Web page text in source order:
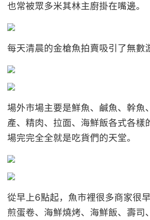
也常被眾多米其林主廚掛在嘴邊。
每天清晨的金槍魚拍賣吸引了無數
場外市場主要是鮮魚、鹹魚、幹魚
產、精肉、拉面、海鮮飯各式各樣
場完完全全就是吃貨們的天堂。
從早上6點起，魚市裡很多商家很
煎蛋卷、海鮮燒烤、海鮮飯、壽司